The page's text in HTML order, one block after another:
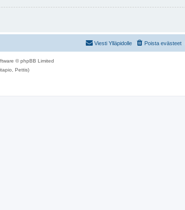
Poista evästeet
Viesti Ylläpidolle
© phpBB Limited
Pettis)